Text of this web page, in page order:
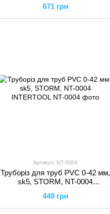
671 грн
Артикул: NT-0004
Труборіз для труб PVC 0-42 мм,
sk5, STORM, NT-0004
449 грн